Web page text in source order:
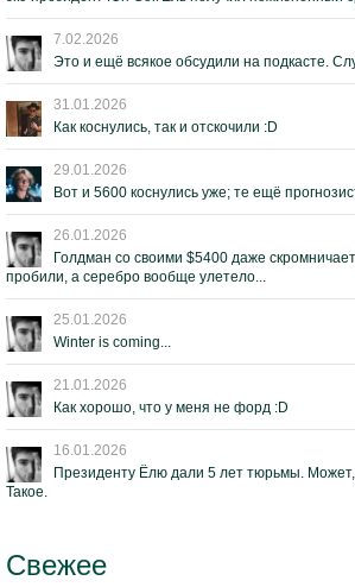
7.02.2026
Это и ещё всякое обсудили на подкасте.
31.01.2026
Как коснулись, так и отскочили :D
29.01.2026
Вот и 5600 коснулись уже; те ещё
26.01.2026
Голдман со своими $5400 даже
пробили, а серебро вообще улетело...
25.01.2026
Winter is coming...
21.01.2026
Как хорошо, что у меня не форд :D
16.01.2026
Президенту Ёлю дали 5 лет тюрьмы.
Такое.
Свежее